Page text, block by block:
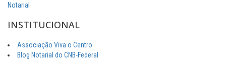
Notarial
INSTITUCIONAL
Associação Viva o Centro
Blog Notarial do CNB-Federal